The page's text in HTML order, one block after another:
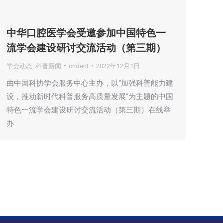
中华口腔医学会受邀参加中国特色一
流学会建设研讨交流活动（第三期）
学会动态 科普新闻 cndent 2022年12月1日
由中国科协学会服务中心主办，以“加强科普能力建
设，推动新时代科普服务高质量发展”为主题的中国
特色一流学会建设研讨交流活动（第三期）在线举
办